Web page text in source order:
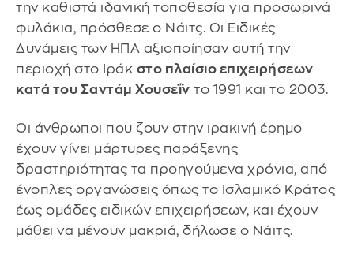
την καθιστά ιδανική τοποθεσία για προσωρινά
φυλάκια, πρόσθεσε ο Νάιτς. Οι Ειδικές
Δυνάμεις των ΗΠΑ αξιοποίησαν αυτή την
περιοχή στο Ιράκ στο πλαίσιο επιχειρήσεων
κατά του Σαντάμ Χουσεΐν το 1991 και το 2003.
Οι άνθρωποι που ζουν στην ιρακινή έρημο
έχουν γίνει μάρτυρες παράξενης
δραστηριότητας τα προηγούμενα χρόνια, από
ένοπλες οργανώσεις όπως το Ισλαμικό Κράτος
έως ομάδες ειδικών επιχειρήσεων, και έχουν
μάθει να μένουν μακριά, δήλωσε ο Νάιτς.